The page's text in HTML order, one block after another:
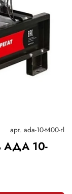
арт. ada-10-t400-rl
АДА 10-